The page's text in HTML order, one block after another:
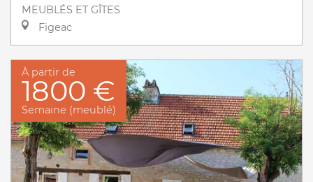
MEUBLÉS ET GÎTES
Figeac
À partir de
1800 €
Semaine (meublé)